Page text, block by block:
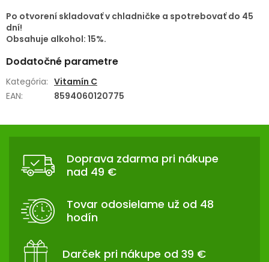
Po otvorení skladovať v chladničke a spotrebovať do 45
dní!
Obsahuje alkohol: 15%.
Dodatočné parametre
Kategória: Vitamín C
EAN: 8594060120775
Z
Doprava zdarma pri nákupe
nad 49 €
Tovar odosielame už od 48
hodín
Darček pri nákupe od 39 €